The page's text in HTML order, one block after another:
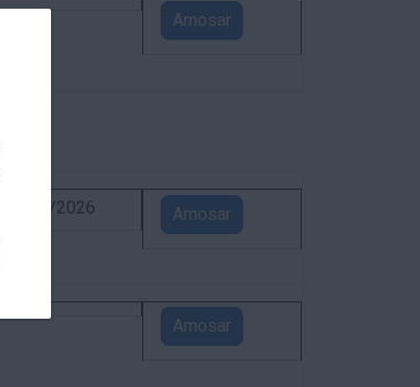
Amosar
02/09/2026 Amosar
Amosar